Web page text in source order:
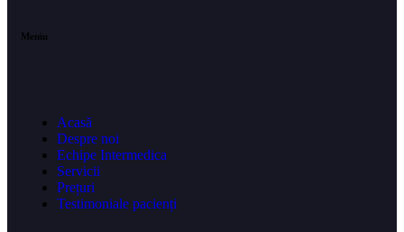
Meniu
Acasă
Despre noi
Echipe Intermedica
Servicii
Prețuri
Testimoniale pacienți